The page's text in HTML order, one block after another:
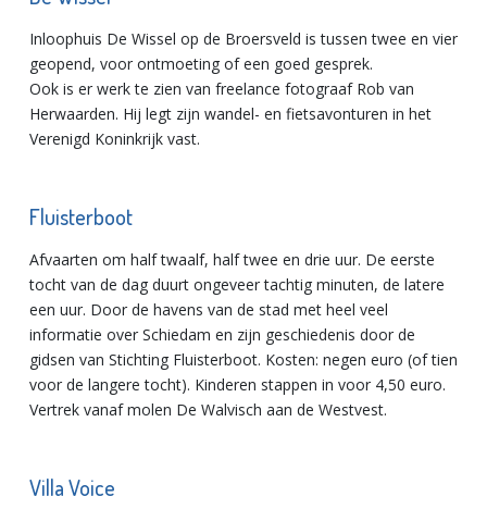
Inloophuis De Wissel op de Broersveld is tussen twee en vier
geopend, voor ontmoeting of een goed gesprek.
Ook is er werk te zien van freelance fotograaf Rob van
Herwaarden. Hij legt zijn wandel- en fietsavonturen in het
Verenigd Koninkrijk vast.
Fluisterboot
Afvaarten om half twaalf, half twee en drie uur. De eerste
tocht van de dag duurt ongeveer tachtig minuten, de latere
een uur. Door de havens van de stad met heel veel
informatie over Schiedam en zijn geschiedenis door de
gidsen van Stichting Fluisterboot. Kosten: negen euro (of tien
voor de langere tocht). Kinderen stappen in voor 4,50 euro.
Vertrek vanaf molen De Walvisch aan de Westvest.
Villa Voice